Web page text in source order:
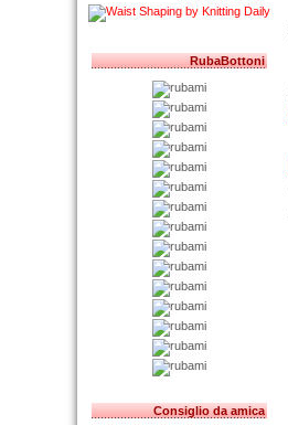
RubaBottoni
Consiglio da amica